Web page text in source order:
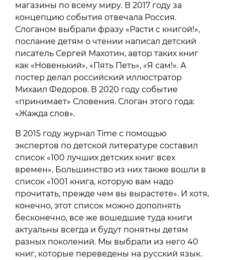
магазины по всему миру. В 2017 году за
концепцию события отвечала Россия.
Слоганом выбрали фразу «Расти с книгой!»,
послание детям о чтении написал детский
писатель Сергей Махотин, автор таких книг
как «Новенький», «Пять Петь», «Я сам!». А
постер делал российский иллюстратор
Михаил Федоров. В 2020 году событие
«принимает» Словения. Слоган этого года:
«Жажда слов».
В 2015 году журнал Time с помощью
экспертов по детской литературе составил
список «100 лучших детских книг всех
времен». Большинство из них также вошли в
список «1001 книга, которую вам надо
прочитать, прежде чем вы вырастете». И хотя,
конечно, этот список можно дополнять
бесконечно, все же вошедшие туда книги
актуальны всегда и будут понятны детям
разных поколений. Мы выбрали из него 40
книг, которые переведены на русский язык.